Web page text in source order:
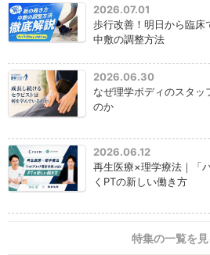
2026.07.01
歩行改善！明日から臨床
中敷の調整方法
2026.06.30
なぜ理学ボディのスタッ
のか
2026.06.12
再生医療×理学療法｜「
くPTの新しい働き方
特集の一覧を見